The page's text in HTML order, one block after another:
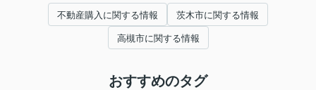
不動産購入に関する情報 茨木市に関する情報
高槻市に関する情報
おすすめのタグ